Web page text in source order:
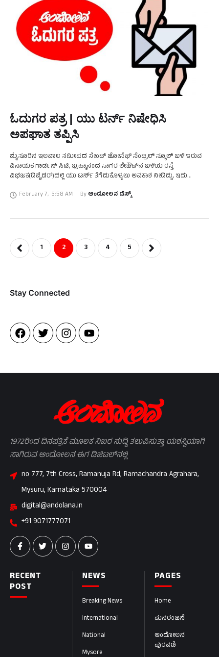
ಓದುಗರ ಪತ್ರ | ಯು ಟರ್ನ್ ನಿಷೇಧಿಸಿ
ಅಪಘಾತ ತಪ್ಪಿಸಿ
ಮೈಸೂರಿನ ಇಲವಾಲ ಸಮೀಪದ ಸೇಂಟ್ ಜೋಸೆಫ್ ಸೆಂಟ್ರಲ್ ಸ್ಕೂಲ್ ಬಳಿ ಇರುವ
ವಿನಾಯಕ ಗಾರ್ಡನ್ ಸಿಟಿ, ಬ್ರಹ್ಮಾನಂದ ಸಾಗರ ಲೇಔಟ್‌ನ ಬಳಿಯ ರಸ್ತೆ
ವಿಭಜಕ(ಡಿವೈಡರ್)ದಲ್ಲಿ ಯು ಟರ್ನ್ ತೆಗೆದುಕೊಳ್ಳಲು ಅವಕಾಶ ನೀಡಿದ್ದು, ಇದು
February 7, 5:58 AM By ಆಂದೋಲನ ಡೆಸ್ಕ್
1 2 3 4 5
Stay Connected​
PAGES
Home
ಮನರಂಜನೆ
ಆಂದೋಲನ
ಪುರವಣಿ
NEWS
Breaking News
International
National
Mysore
RECENT
POST
1972ರಿಂದ ದಿನಪತ್ರಿಕೆ ಮೂಲಕ ನಿಖರ ಸುದ್ದಿ ತಲುಪಿಸುತ್ತಾ ಯಶಸ್ವಿಯಾಗಿ
ಸಾಗಿರುವ ಆಂದೋಲನ ಈಗ ಡಿಜಿಟಲ್‌ನಲ್ಲಿ
no 777, 7th Cross, Ramanuja Rd, Ramachandra Agrahara,
Mysuru, Karnataka 570004
digital@andolana.in
+91 9071777071